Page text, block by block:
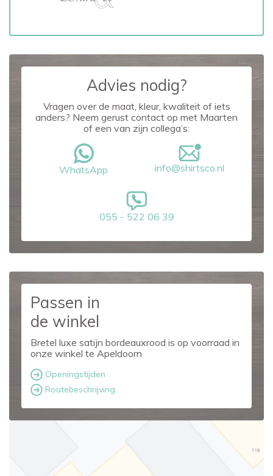
Advies nodig?
Vragen over de maat, kleur, kwaliteit of iets
anders? Neem gerust contact op met Maarten
of een van zijn collega’s:
WhatsApp info@shirtsco.nl
055 - 522 06 39
Passen in
de winkel
Bretel luxe satijn bordeauxrood is op voorraad in
onze winkel te Apeldoorn
Openingstijden
Routebeschrijving